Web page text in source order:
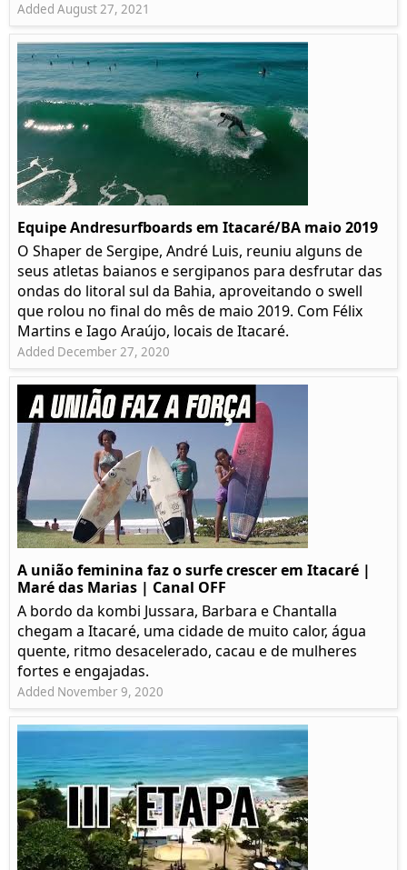
Added August 27, 2021
Equipe Andresurfboards em Itacaré/BA maio 2019
O Shaper de Sergipe, André Luis, reuniu alguns de
seus atletas baianos e sergipanos para desfrutar das
ondas do litoral sul da Bahia, aproveitando o swell
que rolou no final do mês de maio 2019. Com Félix
Martins e Iago Araújo, locais de Itacaré.
Added December 27, 2020
A união feminina faz o surfe crescer em Itacaré |
Maré das Marias | Canal OFF
A bordo da kombi Jussara, Barbara e Chantalla
chegam a Itacaré, uma cidade de muito calor, água
quente, ritmo desacelerado, cacau e de mulheres
fortes e engajadas.
Added November 9, 2020